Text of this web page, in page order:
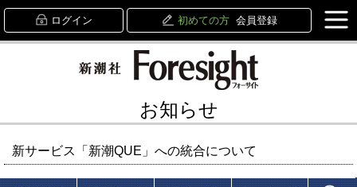
ログイン 初めての方 会員登録
お知らせ
新サービス「新潮QUE」への統合について